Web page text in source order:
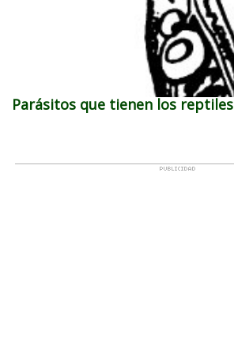
Parásitos que tienen los reptiles